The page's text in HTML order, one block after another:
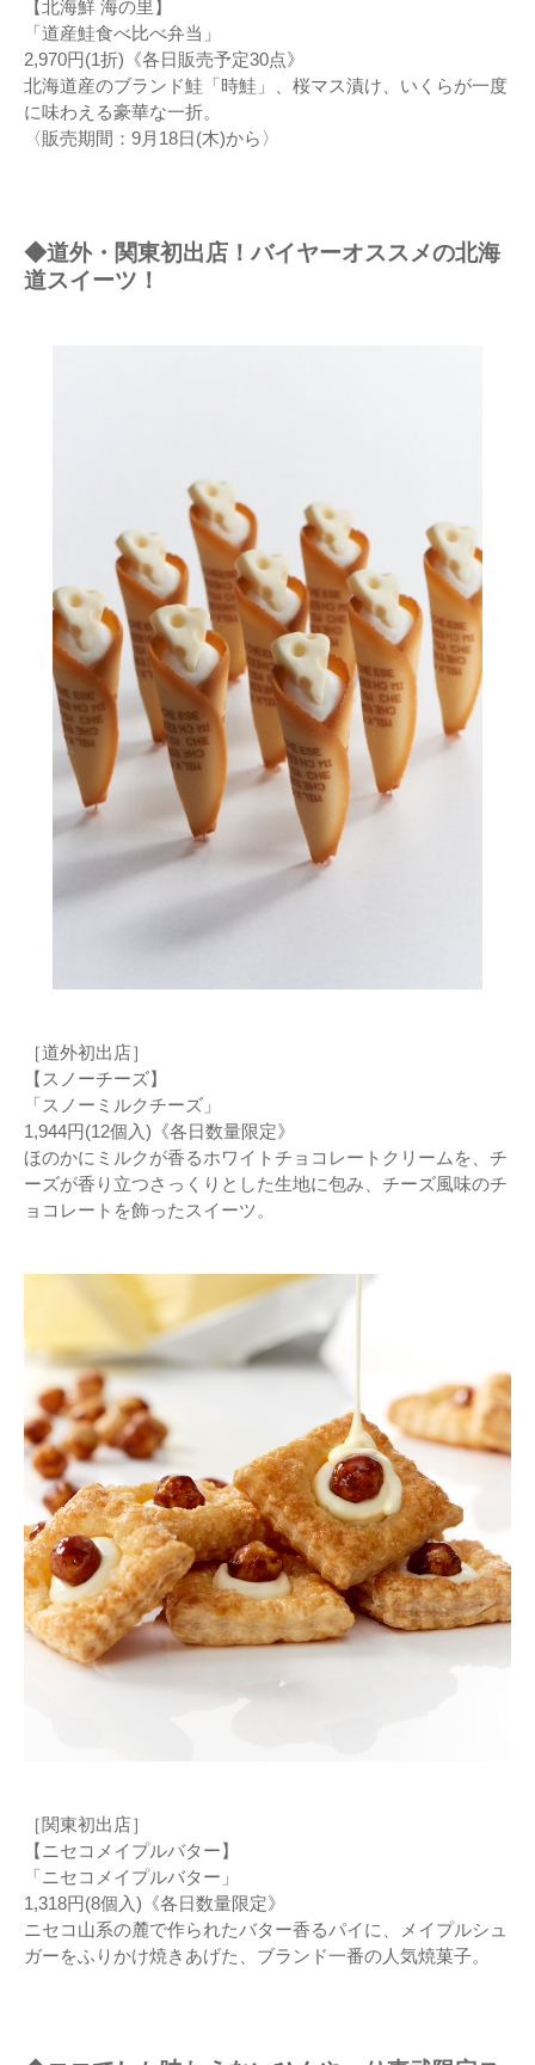
【北海鮮 海の里】
「道産鮭食べ比べ弁当」
2,970円(1折)《各日販売予定30点》
北海道産のブランド鮭「時鮭」、桜マス漬け、いくらが一度
に味わえる豪華な一折。
〈販売期間：9月18日(木)から〉
◆道外・関東初出店！バイヤーオススメの北海
道スイーツ！
［道外初出店］
【スノーチーズ】
「スノーミルクチーズ」
1,944円(12個入)《各日数量限定》
ほのかにミルクが香るホワイトチョコレートクリームを、チ
ーズが香り立つさっくりとした生地に包み、チーズ風味のチ
ョコレートを飾ったスイーツ。
［関東初出店］
【ニセコメイプルバター】
「ニセコメイプルバター」
1,318円(8個入)《各日数量限定》
ニセコ山系の麓で作られたバター香るパイに、メイプルシュ
ガーをふりかけ焼きあげた、ブランド一番の人気焼菓子。